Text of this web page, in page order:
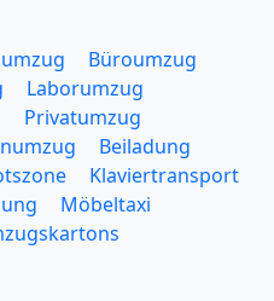
Büroumzug
Laborumzug
Privatumzug
Beiladung
Klaviertransport
Möbeltaxi